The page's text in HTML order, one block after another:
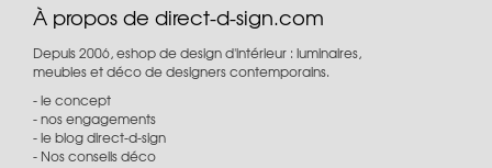
À propos de direct-d-sign.com
Depuis 2006, eshop de design d'intérieur : luminaires,
meubles et déco de designers contemporains.
le concept
nos engagements
le blog direct-d-sign
Nos conseils déco